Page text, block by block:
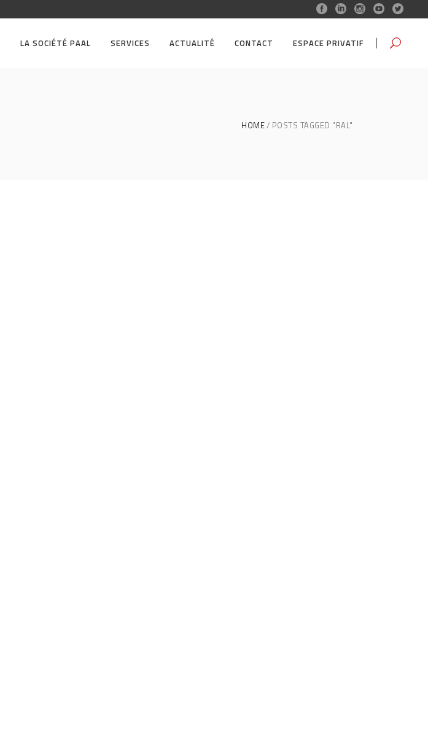
LA SOCIÉTÉ PAAL SERVICES ACTUALITÉ CONTACT ESPACE PRIVATIF
HOME POSTS TAGGED "RAL"